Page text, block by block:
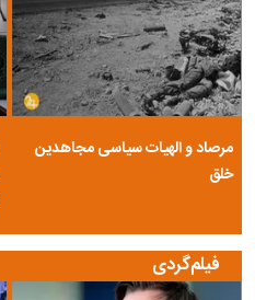
مرصاد و الهیات سیاسی مجاهدین
خلق
فیلم‌گردی